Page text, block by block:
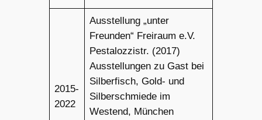
2015-
2022
Ausstellung „unter
Freunden“ Freiraum e.V.
Pestalozzistr. (2017)
Ausstellungen zu Gast bei
Silberfisch, Gold- und
Silberschmiede im
Westend, München